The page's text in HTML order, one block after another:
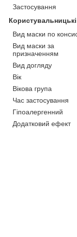
Застосування
Вид маски по
Вид маски за
призначенням
Вид догляду
Вік
Вікова група
Час застосування
Гіпоалергенний
Додатковий ефект